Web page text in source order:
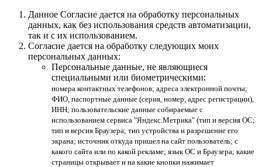
Данное Согласие дается на обработку персональных
данных, как без использования средств автоматизации,
так и с их использованием.
Согласие дается на обработку следующих моих
персональных данных:
Персональные данные, не являющиеся
специальными или биометрическими:
номера контактных телефонов; адреса электронной почты;
ФИО, паспортные данные (серия, номер, адрес регистрации),
ИНН; пользовательские данные собираемые с
использованием сервиса "Яндекс.Метрика" (тип и версия ОС;
тип и версия Браузера; тип устройства и разрешение его
экрана; источник откуда пришел на сайт пользователь; с
какого сайта или по какой рекламе; язык ОС и Браузера; какие
страницы открывает и на какие кнопки нажимает